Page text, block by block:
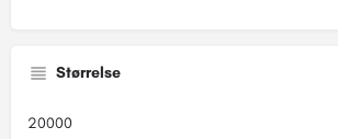
Størrelse
20000